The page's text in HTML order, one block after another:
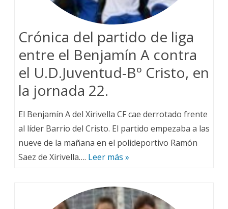
Crónica del partido de liga
entre el Benjamín A contra
el U.D.Juventud-Bº Cristo, en
la jornada 22.
El Benjamín A del Xirivella CF cae derrotado frente
al líder Barrio del Cristo. El partido empezaba a las
nueve de la mañana en el polideportivo Ramón
Saez de Xirivella…. Leer más »